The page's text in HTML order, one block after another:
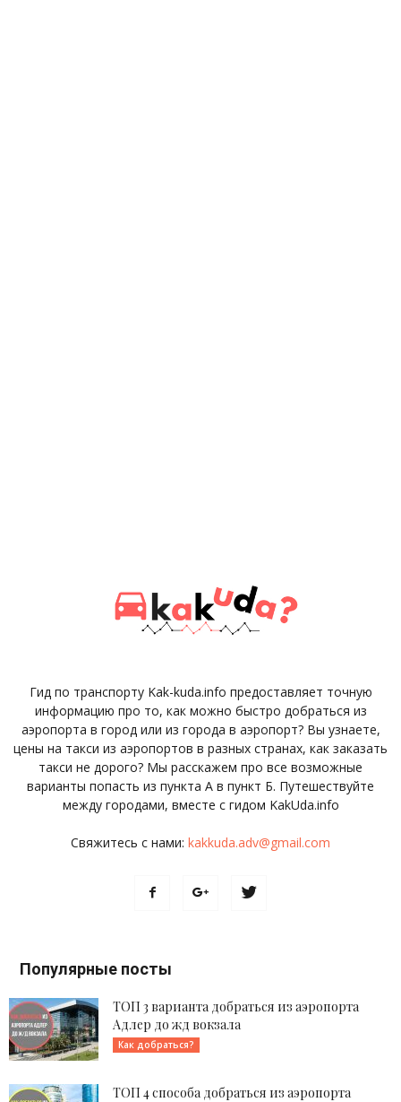
Гид по транспорту Kak-kuda.info предоставляет точную
информацию про то, как можно быстро добраться из
аэропорта в город или из города в аэропорт? Вы узнаете,
цены на такси из аэропортов в разных странах, как заказать
такси не дорого? Мы расскажем про все возможные
варианты попасть из пункта А в пункт Б. Путешествуйте
между городами, вместе с гидом KakUda.info
Свяжитесь с нами: kakkuda.adv@gmail.com
Популярные посты
ТОП 3 варианта добраться из аэропорта
Адлер до жд вокзала
Как добраться?
ТОП 4 способа добраться из аэропорта